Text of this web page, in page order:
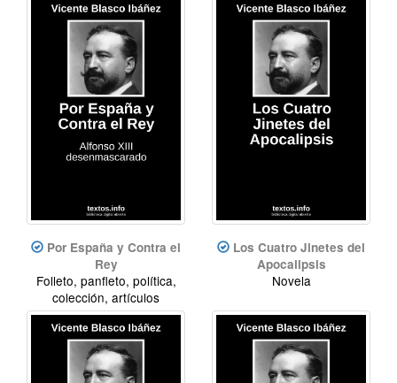
Por España y Contra el
Rey
Folleto, panfleto, política,
colección, artículos
Los Cuatro Jinetes del
Apocalipsis
Novela